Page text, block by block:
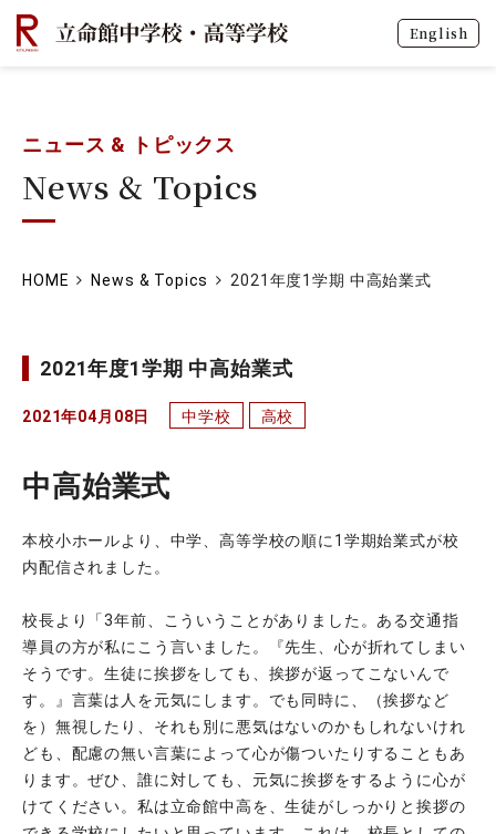
English
ニュース & トピックス
News & Topics
HOME News & Topics 2021年度1学期 中高始業式
2021年度1学期 中高始業式
2021年04月08日 中学校 高校
中高始業式
本校小ホールより、中学、高等学校の順に1学期始業式が校
内配信されました。
校長より「3年前、こういうことがありました。ある交通指
導員の方が私にこう言いました。『先生、心が折れてしまい
そうです。生徒に挨拶をしても、挨拶が返ってこないんで
す。』言葉は人を元気にします。でも同時に、（挨拶など
を）無視したり、それも別に悪気はないのかもしれないけれ
ども、配慮の無い言葉によって心が傷ついたりすることもあ
ります。ぜひ、誰に対しても、元気に挨拶をするように心が
けてください。私は立命館中高を、生徒がしっかりと挨拶の